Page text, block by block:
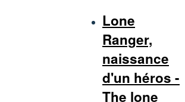
Lone
Ranger,
naissance
d'un héros -
The lone